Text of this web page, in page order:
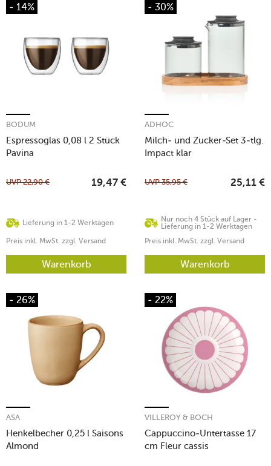
- 14%
Espressoglas 0,08 l 2 Stück
Pavina
BODUM
Lieferung in 1-2 Werktagen
UVP22,90 € 19,47 €
Preis inkl. MwSt. zzgl. Versand
Warenkorb
- 30%
Milch- und Zucker-Set 3-tlg.
Impact klar
ADHOC
Nur noch 4 Stück auf Lager -
Lieferung in 1-2 Werktagen
UVP35,95 € 25,11 €
Preis inkl. MwSt. zzgl. Versand
Warenkorb
- 26%
Henkelbecher 0,25 l Saisons
Almond
ASA
- 22%
Cappuccino-Untertasse 17
cm Fleur cassis
VILLEROY & BOCH